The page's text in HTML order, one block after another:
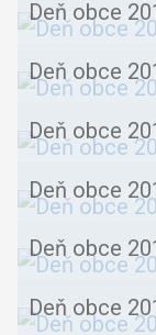
Deň obce
Deň obce
Deň obce
Deň obce
Deň obce
Deň obce